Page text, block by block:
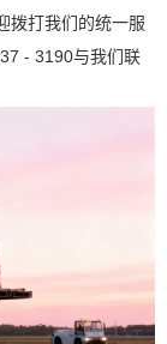
拨打我们的统一服
- 3190与我们联